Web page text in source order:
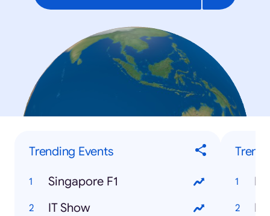
Trending Events
Singapore F1
IT Show